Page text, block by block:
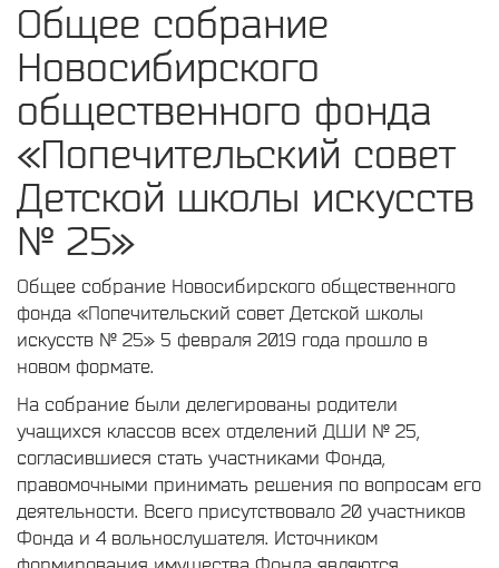
Общее собрание
Новосибирского
общественного фонда
«Попечительский совет
Детской школы искусств
№ 25»
Общее собрание Новосибирского общественного
фонда «Попечительский совет Детской школы
искусств № 25» 5 февраля 2019 года прошло в
новом формате.
На собрание были делегированы родители
учащихся классов всех отделений ДШИ № 25,
согласившиеся стать участниками Фонда,
правомочными принимать решения по вопросам его
деятельности. Всего присутствовало 20 участников
Фонда и 4 вольнослушателя. Источником